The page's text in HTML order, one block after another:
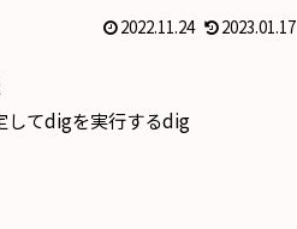
2022.11.24 2023.01.17
してdigを実行するdig